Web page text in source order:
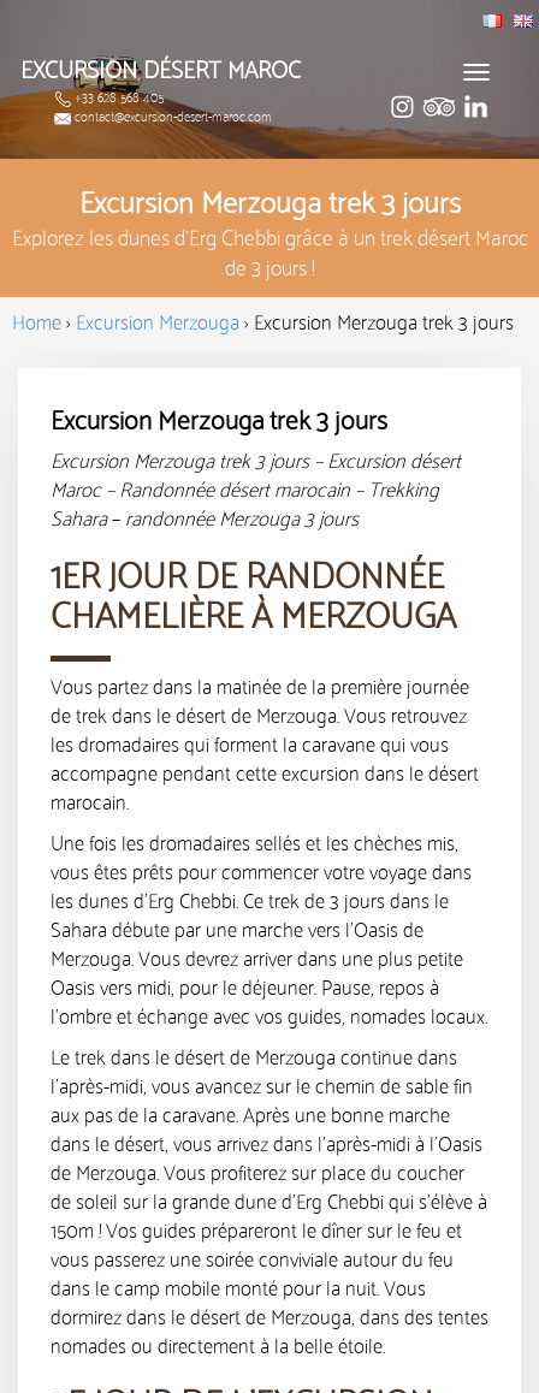
EXCURSION DÉSERT MAROC
+33 628 568 405
contact@excursion-desert-maroc.com
Toggle
Excursion Merzouga trek 3 jours
Explorez les dunes d'Erg Chebbi grâce à un trek désert Maroc
de 3 jours !
Home › Excursion Merzouga › Excursion Merzouga trek 3 jours
Excursion Merzouga trek 3 jours
Excursion Merzouga trek 3 jours – Excursion désert
Maroc – Randonnée désert marocain – Trekking
Sahara– randonnée Merzouga 3 jours
1ER JOUR DE RANDONNÉE
CHAMELIÈRE À MERZOUGA
Vous partez dans la matinée de la première journée
de trek dans le désert de Merzouga. Vous retrouvez
les dromadaires qui forment la caravane qui vous
accompagne pendant cette excursion dans le désert
marocain.
Une fois les dromadaires sellés et les chèches mis,
vous êtes prêts pour commencer votre voyage dans
les dunes d’Erg Chebbi. Ce trek de 3 jours dans le
Sahara débute par une marche vers l’Oasis de
Merzouga. Vous devrez arriver dans une plus petite
Oasis vers midi, pour le déjeuner. Pause, repos à
l’ombre et échange avec vos guides, nomades locaux.
Le trek dans le désert de Merzouga continue dans
l’après-midi, vous avancez sur le chemin de sable fin
aux pas de la caravane. Après une bonne marche
dans le désert, vous arrivez dans l’après-midi à l’Oasis
de Merzouga. Vous profiterez sur place du coucher
de soleil sur la grande dune d’Erg Chebbi qui s’élève à
150m ! Vos guides prépareront le dîner sur le feu et
vous passerez une soirée conviviale autour du feu
dans le camp mobile monté pour la nuit. Vous
dormirez dans le désert de Merzouga, dans des tentes
nomades ou directement à la belle étoile.